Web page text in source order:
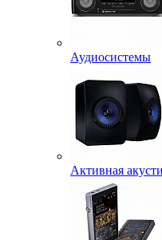
Аудиосистемы
Активная